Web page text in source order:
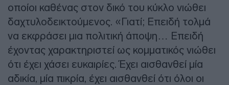
οποίοι καθένας στον δικό του κύκλο νιώθει
δαχτυλοδεικτούμενος. «Γιατί; Επειδή τολμά
να εκφράσει μια πολιτική άποψη… Επειδή
έχοντας χαρακτηριστεί ως κομματικός νιώθει
ότι έχει χάσει ευκαιρίες. Έχει αισθανθεί μία
αδικία, μία πικρία, έχει αισθανθεί ότι όλοι οι